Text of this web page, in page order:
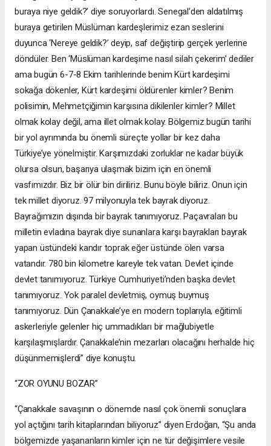
buraya niye geldik?’ diye soruyorlardı. Senegal’den aldatılmış
buraya getirilen Müslüman kardeşlerimiz ezan seslerini
duyunca ‘Nereye geldik?’ deyip, saf değiştirip gerçek yerlerine
döndüler. Ben ‘Müslüman kardeşime nasıl silah çekerim’ dediler
ama bugün 6-7-8 Ekim tarihlerinde benim Kürt kardeşimi
sokağa dökenler, Kürt kardeşimi öldürenler kimler? Benim
polisimin, Mehmetçiğimin karşısına dikilenler kimler? Millet
olmak kolay değil, ama illet olmak kolay. Bölgemiz bugün tarihi
bir yol ayrımında bu önemli süreçte yollar bir kez daha
Türkiye’ye yönelmiştir. Karşımızdaki zorluklar ne kadar büyük
olursa olsun, başarıya ulaşmak bizim için en önemli
vasfımızdır. Biz bir ölür bin diriliriz. Bunu böyle biliriz. Onun için
tek millet diyoruz. 97 milyonuyla tek bayrak diyoruz.
Bayrağımızın dışında bir bayrak tanımıyoruz. Paçavraları bu
milletin evladına bayrak diye sunanlara karşı bayrakları bayrak
yapan üstündeki kandır toprak eğer üstünde ölen varsa
vatandır. 780 bin kilometre kareyle tek vatan. Devlet içinde
devlet tanımıyoruz. Türkiye Cumhuriyeti’nden başka devlet
tanımıyoruz. Yok paralel devletmiş, oymuş buymuş
tanımıyoruz. Dün Çanakkale’ye en modern toplarıyla, eğitimli
askerleriyle gelenler hiç ummadıkları bir mağlubiyetle
karşılaşmışlardır. Çanakkale’nin mezarları olacağını herhalde hiç
düşünmemişlerdi” diye konuştu.
“ZOR OYUNU BOZAR”
“Çanakkale savaşının o dönemde nasıl çok önemli sonuçlara
yol açtığını tarih kitaplarından biliyoruz” diyen Erdoğan, “Şu anda
bölgemizde yaşananların kimler için ne tür değişimlere vesile